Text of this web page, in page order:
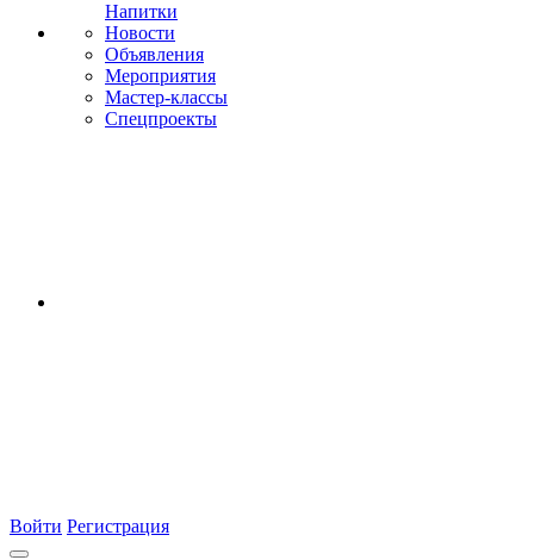
Напитки
Новости
Объявления
Мероприятия
Мастер-классы
Спецпроекты
Войти Регистрация